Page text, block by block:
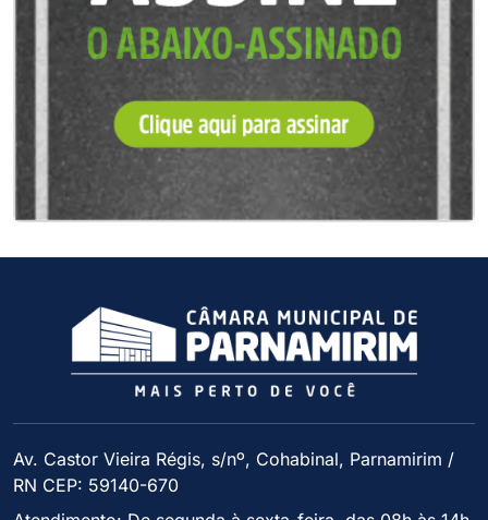
Av. Castor Vieira Régis, s/nº, Cohabinal, Parnamirim /
RN CEP: 59140-670